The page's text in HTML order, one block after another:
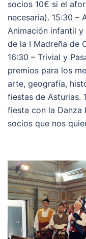
socios 10€ si el
necesaria). 15:30 –
Animación infantil y
de la I Madreña de
16:30 – Trivial y
premios para los
arte, geografía,
fiestas de Asturias.
fiesta con la
socios que nos